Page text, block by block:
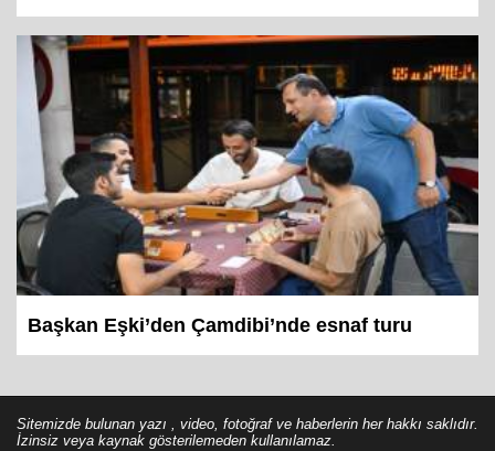
500...
Başkan Eşki’den Çamdibi’nde esnaf turu